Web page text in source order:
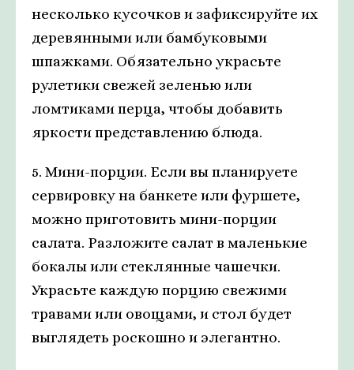
несколько кусочков и зафиксируйте их
деревянными или бамбуковыми
шпажками. Обязательно украсьте
рулетики свежей зеленью или
ломтиками перца, чтобы добавить
яркости представлению блюда.
5. Мини-порции. Если вы планируете
сервировку на банкете или фуршете,
можно приготовить мини-порции
салата. Разложите салат в маленькие
бокалы или стеклянные чашечки.
Украсьте каждую порцию свежими
травами или овощами, и стол будет
выглядеть роскошно и элегантно.